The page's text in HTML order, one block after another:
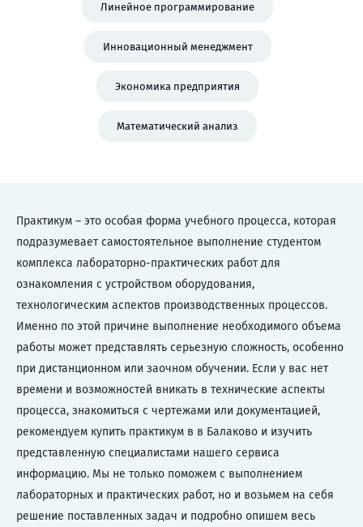
Линейное программирование
Инновационный менеджмент
Экономика предприятия
Математический анализ
Практикум – это особая форма учебного процесса, которая
подразумевает самостоятельное выполнение студентом
комплекса лабораторно-практических работ для
ознакомления с устройством оборудования,
технологическим аспектов производственных процессов.
Именно по этой причине выполнение необходимого объема
работы может представлять серьезную сложность, особенно
при дистанционном или заочном обучении. Если у вас нет
времени и возможностей вникать в технические аспекты
процесса, знакомиться с чертежами или документацией,
рекомендуем купить практикум в в Балаково и изучить
представленную специалистами нашего сервиса
информацию. Мы не только поможем с выполнением
лабораторных и практических работ, но и возьмем на себя
решение поставленных задач и подробно опишем весь